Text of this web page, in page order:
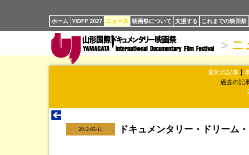
ホーム YIDFF 2027 ニュース 映画祭について 支援する これまでの映画祭
> ニ
最新の記事
過去の記
2012-05-11 ドキュメンタリー・ドリーム